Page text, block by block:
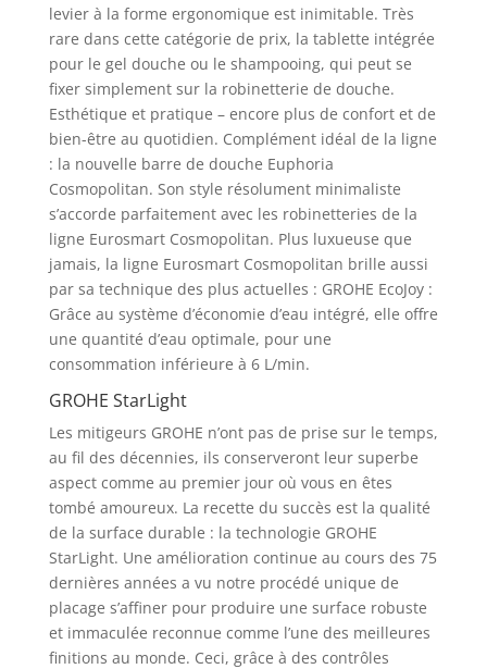
levier à la forme ergonomique est inimitable. Très
rare dans cette catégorie de prix, la tablette intégrée
pour le gel douche ou le shampooing, qui peut se
fixer simplement sur la robinetterie de douche.
Esthétique et pratique – encore plus de confort et de
bien-être au quotidien. Complément idéal de la ligne
: la nouvelle barre de douche Euphoria
Cosmopolitan. Son style résolument minimaliste
s’accorde parfaitement avec les robinetteries de la
ligne Eurosmart Cosmopolitan. Plus luxueuse que
jamais, la ligne Eurosmart Cosmopolitan brille aussi
par sa technique des plus actuelles : GROHE EcoJoy :
Grâce au système d’économie d’eau intégré, elle offre
une quantité d’eau optimale, pour une
consommation inférieure à 6 L/min.
GROHE StarLight
Les mitigeurs GROHE n’ont pas de prise sur le temps,
au fil des décennies, ils conserveront leur superbe
aspect comme au premier jour où vous en êtes
tombé amoureux. La recette du succès est la qualité
de la surface durable : la technologie GROHE
StarLight. Une amélioration continue au cours des 75
dernières années a vu notre procédé unique de
placage s’affiner pour produire une surface robuste
et immaculée reconnue comme l’une des meilleures
finitions au monde. Ceci, grâce à des contrôles